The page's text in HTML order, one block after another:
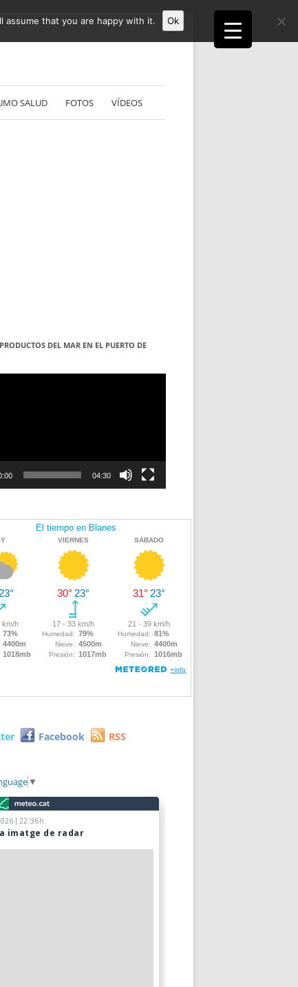
SALUD FOTOS VÍDEOS
DEL MAR EN EL PUERTO DE
04:30
Facebook RSS
▼
that you are happy with it. Ok